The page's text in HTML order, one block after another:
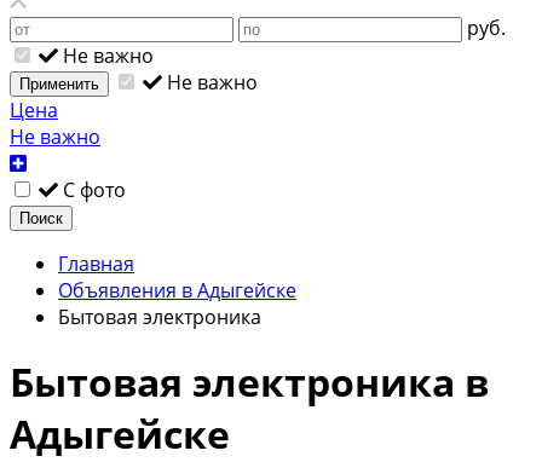
руб.
Не важно
Применить
Не важно
Цена
Не важно
С фото
Поиск
Главная
Объявления в Адыгейске
Бытовая электроника
Бытовая электроника в
Адыгейске